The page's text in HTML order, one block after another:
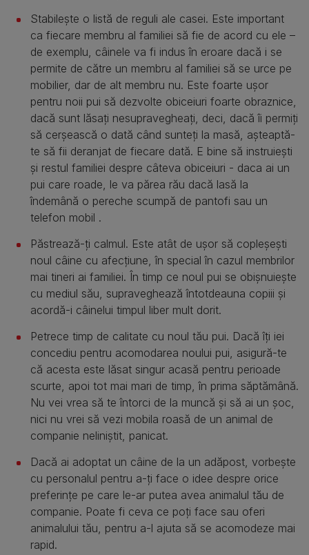
Stabilește o listă de reguli ale casei. Este important
ca fiecare membru al familiei să fie de acord cu ele –
de exemplu, câinele va fi indus în eroare dacă i se
permite de către un membru al familiei să se urce pe
mobilier, dar de alt membru nu. Este foarte ușor
pentru noii pui să dezvolte obiceiuri foarte obraznice,
dacă sunt lăsați nesupravegheați, deci, dacă îi permiți
să cerșească o dată când sunteți la masă, așteaptă-
te să fii deranjat de fiecare dată. E bine să instruiești
și restul familiei despre câteva obiceiuri - daca ai un
pui care roade, le va părea rău dacă lasă la
îndemână o pereche scumpă de pantofi sau un
telefon mobil .
Păstrează-ți calmul. Este atât de ușor să copleșești
noul câine cu afecțiune, în special în cazul membrilor
mai tineri ai familiei. În timp ce noul pui se obișnuiește
cu mediul său, supraveghează întotdeauna copiii și
acordă-i câinelui timpul liber mult dorit.
Petrece timp de calitate cu noul tău pui. Dacă îți iei
concediu pentru acomodarea noului pui, asigură-te
că acesta este lăsat singur acasă pentru perioade
scurte, apoi tot mai mari de timp, în prima săptămână.
Nu vei vrea să te întorci de la muncă și să ai un șoc,
nici nu vrei să vezi mobila roasă de un animal de
companie neliniștit, panicat.
Dacă ai adoptat un câine de la un adăpost, vorbește
cu personalul pentru a-ți face o idee despre orice
preferințe pe care le-ar putea avea animalul tău de
companie. Poate fi ceva ce poți face sau oferi
animalului tău, pentru a-l ajuta să se acomodeze mai
rapid.